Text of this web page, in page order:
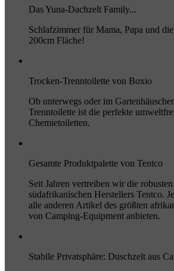
Das Yuna-Dachzelt Family...
Schlafzimmer für Mama, Papa und
200cm Fläche!
Trocken-Trenntoilette von Boxio
Ob unterwegs oder im
Trenntoilette ist die perfekte
Chemietoiletten.
Gesamte Produktpalette von Tentco
Seit Jahren vertreiben wir die
südafrikanischen Herstellers Tentco.
alle anderen Artikel des größten
von Camping-Equipment anbieten.
Stabile Privatsphäre: Duschzelt aus